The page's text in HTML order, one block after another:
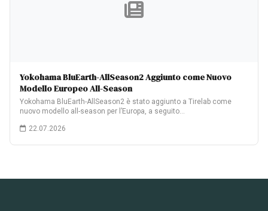
Yokohama BluEarth-AllSeason2 Aggiunto come Nuovo
Modello Europeo All-Season
Yokohama BluEarth-AllSeason2 è stato aggiunto a Tirelab come
nuovo modello all-season per l’Europa, a seguito…
22.07.2026